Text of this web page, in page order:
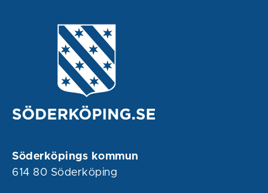
Söderköpings kommun
614 80 Söderköping